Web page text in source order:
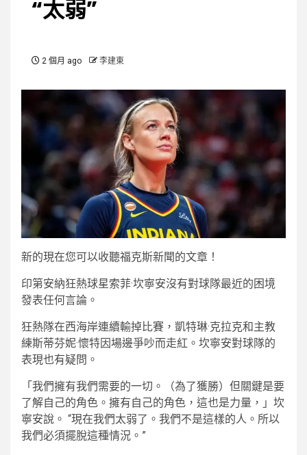
“太弱”
2 個月 ago 李建東
新的現在您可以收聽福克斯新聞的文章！
印第安納狂熱球星索菲·坎寧安沒有對球隊最近的困境
發表任何言論。
狂熱隊在西海岸連續輸掉比賽，凱特琳·克拉克和主教
練斯蒂芬妮·懷特因場邊爭吵而走紅。坎寧安對球隊的
表現也有疑問。
「我們擁有我們需要的一切。（為了獲勝）但關鍵是要
了解自己的角色。擁有自己的角色，這也是力量，」坎
寧安說。 “現在我們太弱了。我們不是這樣的人。所以
我們必須擺脫這種情況。”